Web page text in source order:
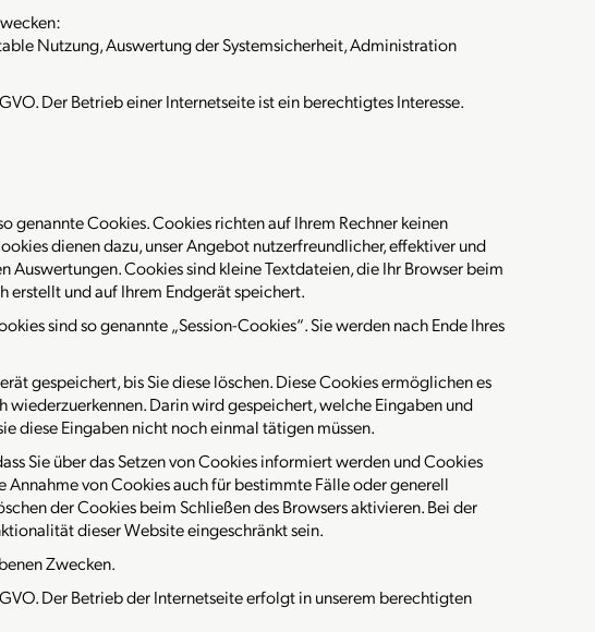
Nutzung, Auswertung der Systemsicherheit, Administration
Der Betrieb einer Internetseite ist ein berechtigtes Interesse.
genannte Cookies. Cookies richten auf Ihrem Rechner keinen
dienen dazu, unser Angebot nutzerfreundlicher, effektiver und
Auswertungen. Cookies sind kleine Textdateien, die Ihr Browser beim
erstellt und auf Ihrem Endgerät speichert.
sind so genannte „Session-Cookies“. Sie werden nach Ende Ihres
gespeichert, bis Sie diese löschen. Diese Cookies ermöglichen es
wiederzuerkennen. Darin wird gespeichert, welche Eingaben und
diese Eingaben nicht noch einmal tätigen müssen.
Sie über das Setzen von Cookies informiert werden und Cookies
Annahme von Cookies auch für bestimmte Fälle oder generell
der Cookies beim Schließen des Browsers aktivieren. Bei der
dieser Website eingeschränkt sein.
Zwecken.
Der Betrieb der Internetseite erfolgt in unserem berechtigten